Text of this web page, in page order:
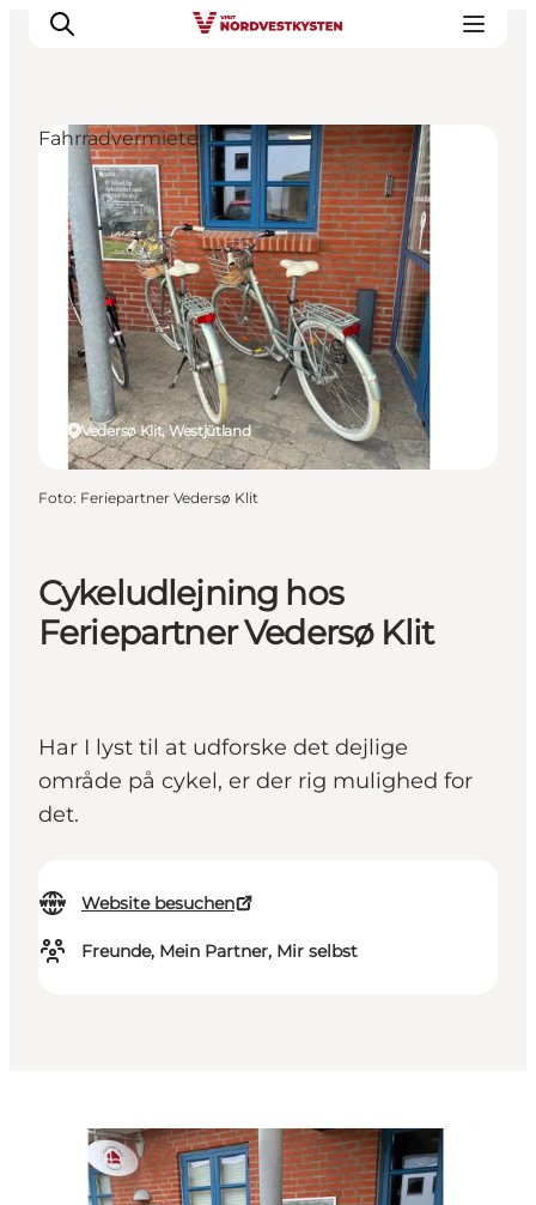
Urlaubsorte
Inspiration
Events
Unterkunft
Mach deine Urlaubsplanung
Cykeludlejning hos
Feriepartner Vedersø Klit
Har I lyst til at udforske det dejlige
område på cykel, er der rig mulighed for
det.
Website besuchen
Freunde, Mein Partner, Mir selbst
Vedersø Klit, Westjütland
Fahrradvermieter
Foto: Feriepartner Vedersø Klit